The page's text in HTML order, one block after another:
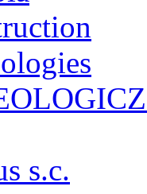
s.c.